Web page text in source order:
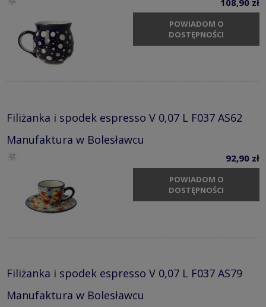
108,90 zł
POWIADOM O
DOSTĘPNOŚCI
Filiżanka i spodek espresso V 0,07 L F037 AS62
Manufaktura w Bolesławcu
92,90 zł
POWIADOM O
DOSTĘPNOŚCI
Filiżanka i spodek espresso V 0,07 L F037 AS79
Manufaktura w Bolesławcu